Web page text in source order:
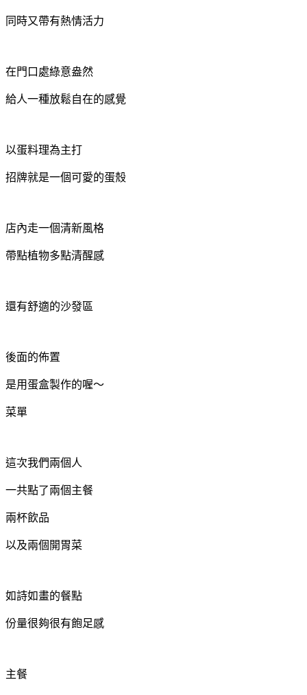
同時又帶有熱情活力
在門口處綠意盎然
給人一種放鬆自在的感覺
以蛋料理為主打
招牌就是一個可愛的蛋殼
店內走一個清新風格
帶點植物多點清醒感
還有舒適的沙發區
後面的佈置
是用蛋盒製作的喔～
菜單
這次我們兩個人
一共點了兩個主餐
兩杯飲品
以及兩個開胃菜
如詩如畫的餐點
份量很夠很有飽足感
主餐